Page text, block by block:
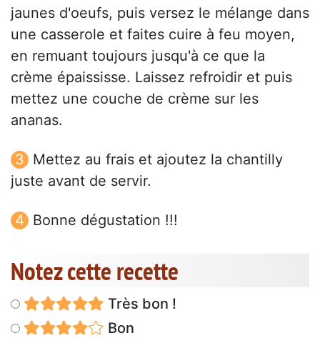
jaunes d'oeufs, puis versez le mélange dans
une casserole et faites cuire à feu moyen,
en remuant toujours jusqu'à ce que la
crème épaississe. Laissez refroidir et puis
mettez une couche de crème sur les
ananas.
Mettez au frais et ajoutez la chantilly
juste avant de servir.
Bonne dégustation !!!
Notez cette recette
Très bon !
Bon